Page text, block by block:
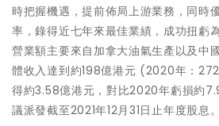
時把握機遇，提前佈局上游業務，同時
率，錄得近七年來最佳業績，成功扭虧
營業額主要來自加拿大油氣生產以及中
體收入達到約198億港元 (2020年：
得約3.58億港元，對比2020年虧損約
議派發截至2021年12月31日止年度股息。